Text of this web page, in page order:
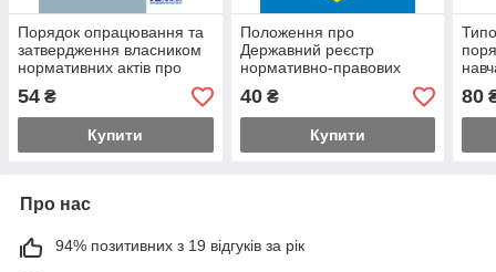
Порядок опрацювання та
затвердження власником
нормативних актів про
охорону праці, що діють
на підприємстві. Н
54 ₴
Купити
Положення про
Державний реєстр
нормативно-правових
актів з питань охорони
праці. НПАОП 0.00-4.03-
04
40₴
Купити
05
80
Про нас
94% позитивних з 19 відгуків за рік